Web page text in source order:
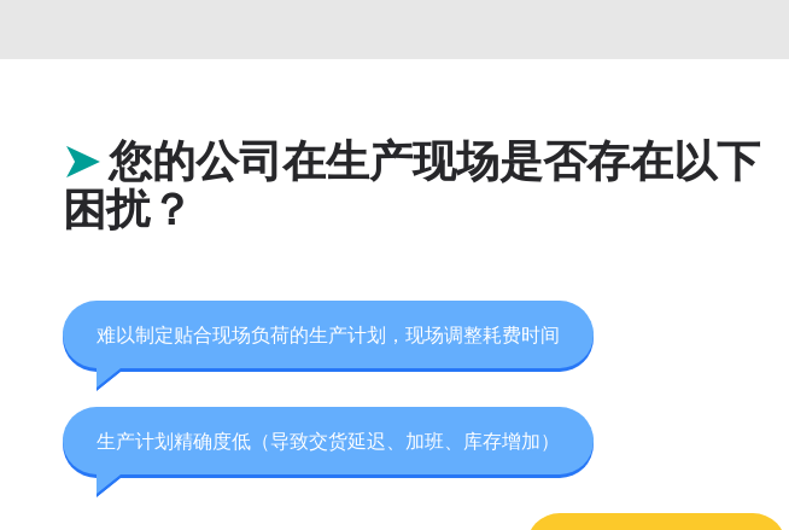
➤您的公司在生产现场是否存在以下
困扰？
难以制定贴合现场负荷的生产计划，现场调整耗费时间
生产计划精确度低（导致交货延迟、加班、库存增加）